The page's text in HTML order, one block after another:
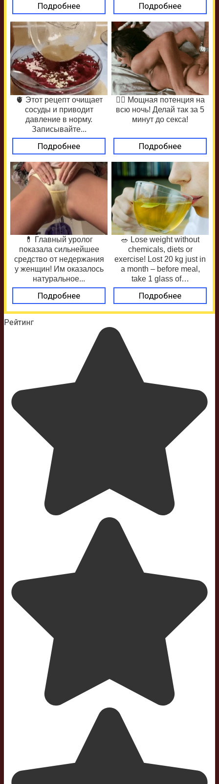
Подробнее Подробнее
🫀 Этот рецепт очищает
сосуды и приводит
давление в норму.
Записывайте...
Подробнее
❤️‍🔥 Мощная потенция на
всю ночь! Делай так за 5
минут до секса!
Подробнее
💊 Главный уролог
показала сильнейшее
средство от недержания
у женщин! Им оказалось
натуральное...
Подробнее
🥗 Lose weight without
chemicals, diets or
exercise! Lost 20 kg just in
a month – before meal,
take 1 glass of…
Подробнее
Рейтинг